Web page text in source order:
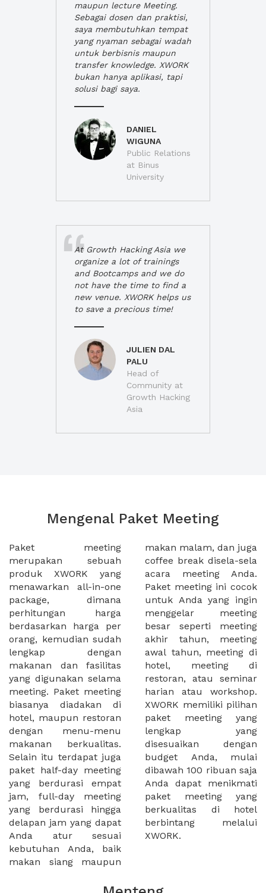
maupun lecture Meeting.
Sebagai dosen dan praktisi,
saya membutuhkan tempat
yang nyaman sebagai wadah
untuk berbisnis maupun
transfer knowledge. XWORK
bukan hanya aplikasi, tapi
solusi bagi saya.
DANIEL
WIGUNA
Public Relations
at Binus
University
At Growth Hacking Asia we
organize a lot of trainings
and Bootcamps and we do
not have the time to find a
new venue. XWORK helps us
to save a precious time!
JULIEN DAL
PALU
Head of
Community at
Growth Hacking
Asia
Mengenal Paket Meeting
Paket meeting
merupakan sebuah
produk XWORK yang
menawarkan all-in-one
package, dimana
perhitungan harga
berdasarkan harga per
orang, kemudian sudah
lengkap dengan
makanan dan fasilitas
yang digunakan selama
meeting. Paket meeting
biasanya diadakan di
hotel, maupun restoran
dengan menu-menu
makanan berkualitas.
Selain itu terdapat juga
paket half-day meeting
yang berdurasi empat
jam, full-day meeting
yang berdurasi hingga
delapan jam yang dapat
Anda atur sesuai
kebutuhan Anda, baik
makan siang maupun
makan malam, dan juga
coffee break disela-sela
acara meeting Anda.
Paket meeting ini cocok
untuk Anda yang ingin
menggelar meeting
besar seperti meeting
akhir tahun, meeting
awal tahun, meeting di
hotel, meeting di
restoran, atau seminar
harian atau workshop.
XWORK memiliki pilihan
paket meeting yang
lengkap yang
disesuaikan dengan
budget Anda, mulai
dibawah 100 ribuan saja
Anda dapat menikmati
paket meeting yang
berkualitas di hotel
berbintang melalui
XWORK.